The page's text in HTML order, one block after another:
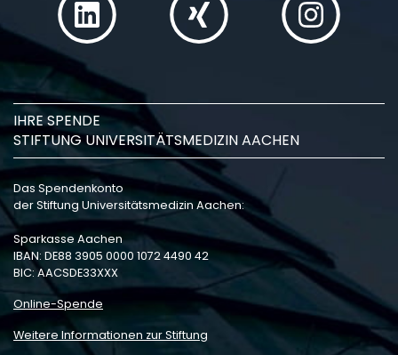
IHRE SPENDE
STIFTUNG UNIVERSITÄTSMEDIZIN AACHEN
Das Spendenkonto
der Stiftung Universitätsmedizin Aachen:
Sparkasse Aachen
IBAN: DE88 3905 0000 1072 4490 42
BIC: AACSDE33XXX
Online-Spende
Weitere Informationen zur Stiftung